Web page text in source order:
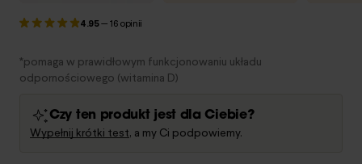
4.95—16 opinii
*pomaga w prawidłowym funkcjonowaniu układu
odpornościowego (witamina D)
Czy ten produkt jest dla Ciebie?
Wypełnij krótki test, a my Ci podpowiemy.